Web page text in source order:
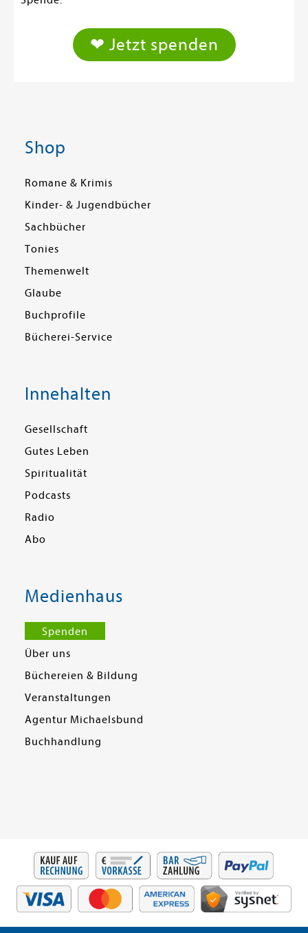
❤ Jetzt spenden
Shop
Romane & Krimis
Kinder- & Jugendbücher
Sachbücher
Tonies
Themenwelt
Glaube
Buchprofile
Bücherei-Service
Innehalten
Gesellschaft
Gutes Leben
Spiritualität
Podcasts
Radio
Abo
Medienhaus
Spenden
Über uns
Büchereien & Bildung
Veranstaltungen
Agentur Michaelsbund
Buchhandlung